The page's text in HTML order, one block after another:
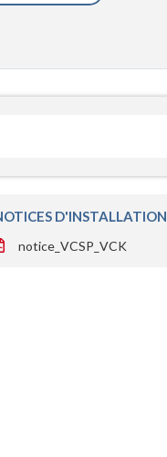
D'INSTALLATION
notice_VCSP_VCK